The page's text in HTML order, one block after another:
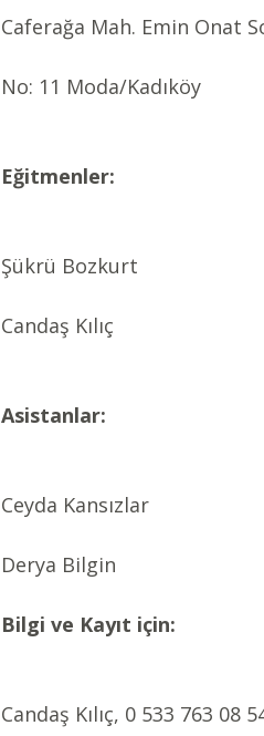
Caferağa Mah. Emin Onat
No: 11 Moda/Kadıköy
Eğitmenler:
Şükrü Bozkurt
Candaş Kılıç
Asistanlar:
Ceyda Kansızlar
Derya Bilgin
Bilgi ve Kayıt için:
Candaş Kılıç, 0 533 763 08